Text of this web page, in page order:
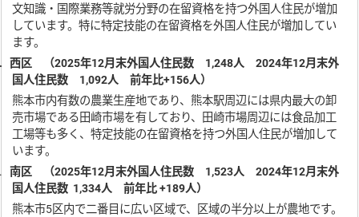
文知識・国際業務等就労分野の在留資格を持つ外国人住民が増加
しています。特に特定技能の在留資格を外国人住民が増加してい
ます。
西区 （2025年12月末外国人住民数 1,248人2024年12月末外
国人住民数 1,092人 前年比+156人）
熊本市内有数の農業生産地であり、熊本駅周辺には県内最大の卸
売市場である田崎市場を有しており、田崎市場周辺には食品加工
工場等も多く、特定技能の在留資格を持つ外国人住民が増加して
います。
南区 （2025年12月末外国人住民数 1,523人2024年12月末外
国人住民数 1,334人 前年比+189人）
熊本市5区内で二番目に広い区域で、区域の半分以上が農地です。